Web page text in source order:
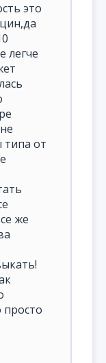
это
легче
от
же
просто